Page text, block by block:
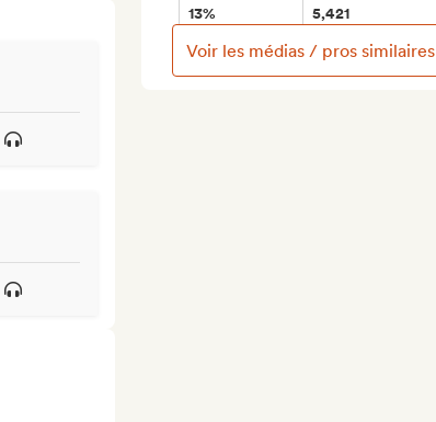
13% 5,421
Voir les médias / pros similaires